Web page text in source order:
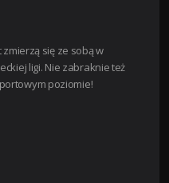
się ze sobą w
ligi. Nie zabraknie też
poziomie!